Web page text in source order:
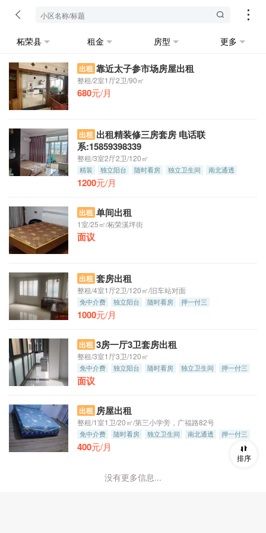
柘荣县 租金 房型 更多
出租 靠近太子参市场房屋出租
整租/2室1厅2卫/90㎡
680元/月
出租 出租精装修三房套房 电话联
系:15859398339
整租/3室2厅2卫/120㎡
精装 独立阳台 随时看房 独立卫生间
南北通透
押一付三
1200元/月
出租 单间出租
1室/25㎡/柘荣溪坪街
面议
出租 套房出租
整租/4室1厅2卫/120㎡/旧车站对面
免中介费 独立阳台 随时看房 押一付三
1000元/月
出租 3房一厅3卫套房出租
整租/3室1厅3卫/120㎡
免中介费 独立阳台 随时看房 独立卫生间 押一付三
面议
出租 房屋出租
整租/1室1卫/20㎡/第三小学旁，广福路82号
免中介费 随时看房 独立卫生间 南北通透 押一付三
400元/月
没有更多信息...
排序